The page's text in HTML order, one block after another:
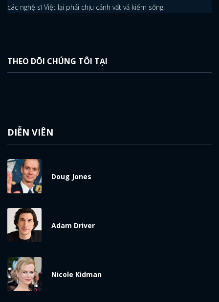
các nghệ sĩ Việt lại phải chịu cảnh vất vả kiếm sống.
THEO DÕI CHÚNG TÔI TẠI
DIỄN VIÊN
Doug Jones
Adam Driver
Nicole Kidman